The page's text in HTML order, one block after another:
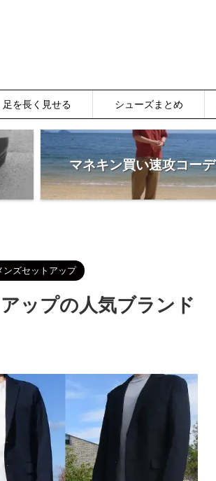
足を長く見せる シューズまとめ
マネキン買い速攻コーデ
ンズセットアップ
ップの人気ブランド